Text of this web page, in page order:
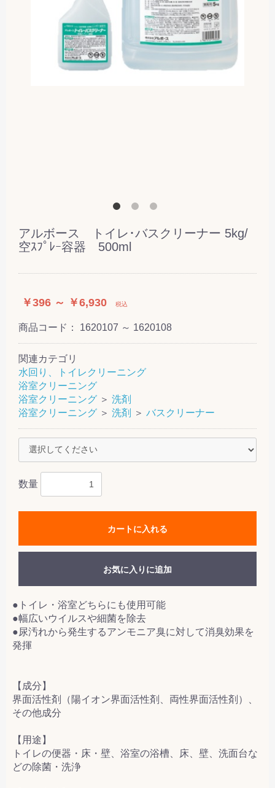
アルボース トイレ･バスクリーナー 5kg/
空ｽﾌﾟﾚｰ容器 500ml
￥396 ～ ￥6,930 税込
商品コード： 1620107 ～ 1620108
関連カテゴリ
水回り、トイレクリーニング
浴室クリーニング
浴室クリーニング ＞ 洗剤
浴室クリーニング ＞ 洗剤 ＞ バスクリーナー
数量
カートに入れる
お気に入りに追加
●トイレ・浴室どちらにも使用可能
●幅広いウイルスや細菌を除去
●尿汚れから発生するアンモニア臭に対して消臭効果を
発揮
【成分】
界面活性剤（陽イオン界面活性剤、両性界面活性剤）、
その他成分
【用途】
トイレの便器・床・壁、浴室の浴槽、床、壁、洗面台な
どの除菌・洗浄